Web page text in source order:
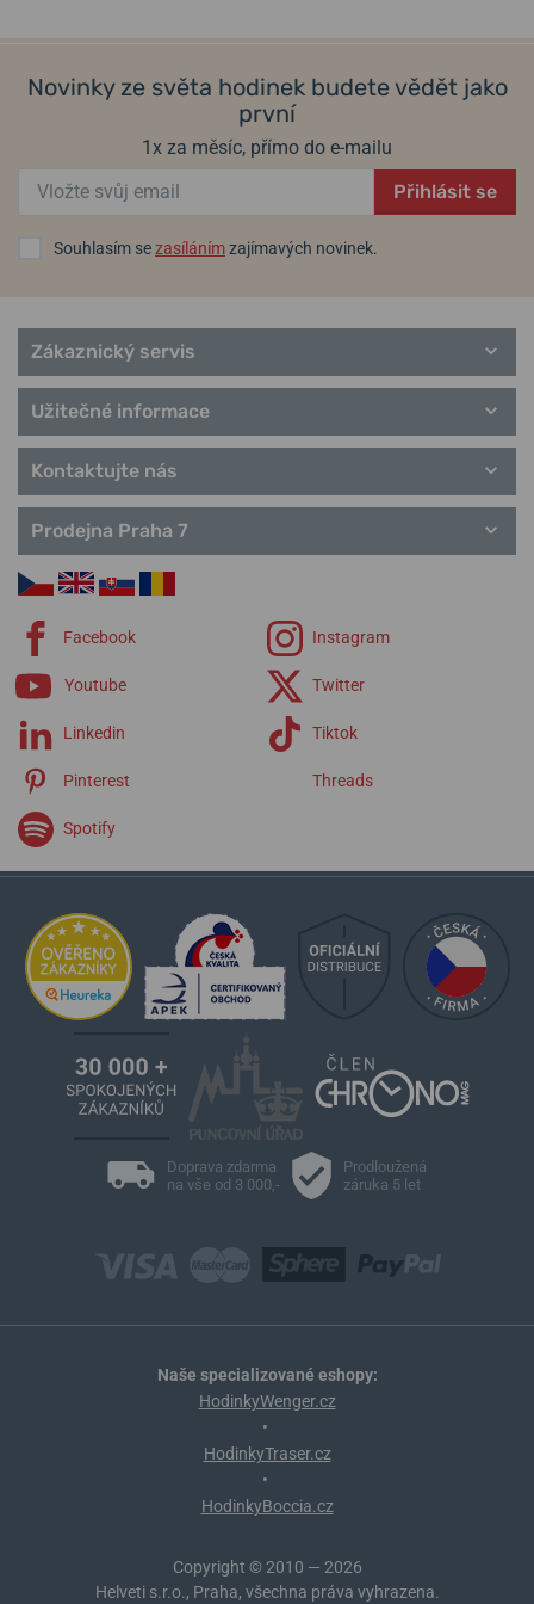
Populární modelové řady Bering
Ceramic
řemínky Bering
Novinky ze světa hodinek budete vědět jako
první
1x za měsíc, přímo do e-mailu
Přihlásit se
Souhlasím sezasílánímzajímavých novinek.
Zákaznický servis
Užitečné informace
Kontaktujte nás
Prodejna Praha 7
Facebook Instagram
Youtube Twitter
Linkedin Tiktok
Pinterest Threads
Spotify
Doprava zdarma
na vše od 3 000,-
Prodloužená
záruka 5 let
Naše specializované eshopy:
HodinkyWenger.cz
•
HodinkyTraser.cz
•
HodinkyBoccia.cz
Copyright © 2010 — 2026
Helveti s.r.o., Praha, všechna práva vyhrazena.